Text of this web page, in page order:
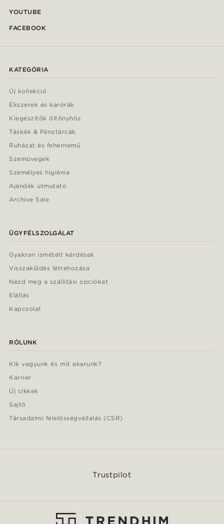
YOUTUBE
FACEBOOK
KATEGÓRIA
Új kollekció
Ékszerek és karórák
Kiegészítők öltönyhöz
Táskák & Pénztárcák
Ruházat és fehérnemű
Szemüvegek
Személyes higiénia
Ajándék útmutató
Archive Sale
ÜGYFÉLSZOLGÁLAT
Gyakran ismételt kérdések
Visszaküldés létrehozása
Nézd meg a szállítási opciókat
Elállás
Kapcsolat
RÓLUNK
Kik vagyunk és mit akarunk?
Karrier
Új cikkek
Sajtó
Társadalmi felelősségvállalás (CSR)
Trustpilot